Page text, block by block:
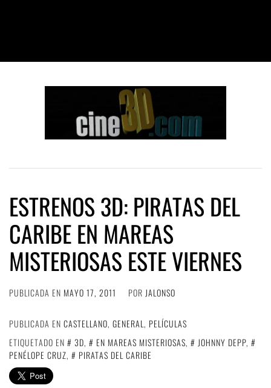
ESTRENOS 3D: PIRATAS DEL
CARIBE EN MAREAS
MISTERIOSAS ESTE VIERNES
PUBLICADA EN MAYO 17, 2011 POR JALONSO
PUBLICADA EN CASTELLANO, GENERAL, PELÍCULAS
ETIQUETADO EN
3D, EN MAREAS MISTERIOSAS, JOHNNY DEPP,
PENÉLOPE CRUZ, PIRATAS DEL CARIBE